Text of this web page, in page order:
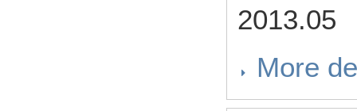
2013.05
More